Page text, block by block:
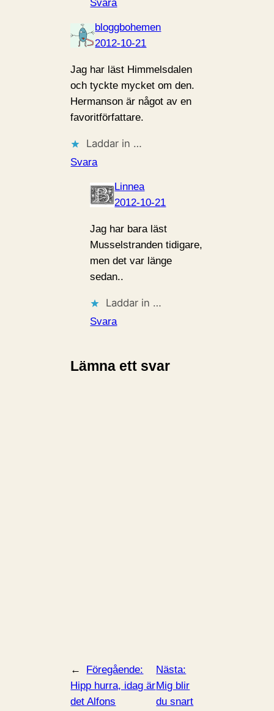
Svara
bloggbohemen
2012-10-21
Jag har läst Himmelsdalen
och tyckte mycket om den.
Hermanson är något av en
favoritförfattare.
Laddar in …
Svara
Linnea
2012-10-21
Jag har bara läst
Musselstranden tidigare,
men det var länge
sedan..
Laddar in …
Svara
Lämna ett svar
←
Föregående:
Hipp hurra, idag är
det Alfons
Nästa:
Mig blir
du snart